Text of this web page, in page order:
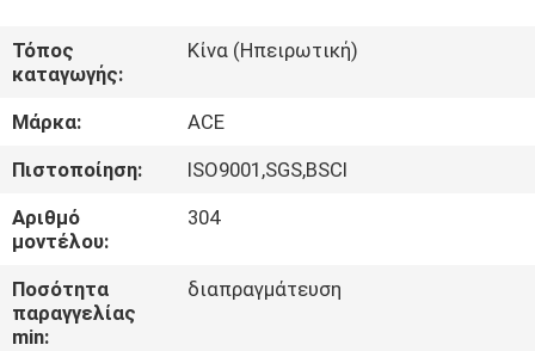
ΓΎΡΟΣ
ΕΡΓΟΣΤΑΣΊΩΝ
ΠΟΙΟΤΙΚΌΣ
ΈΛΕΓΧΟΣ
ΜΑΣ
ΕΛΆΤΕ
Τόπος
καταγωγής:
Κίνα (Ηπειρωτική)
Μάρκα:
ACE
Πιστοποίηση:
ISO9001,SGS,BSCI
Αριθμό
μοντέλου:
304
Ποσότητα
παραγγελίας
min:
διαπραγμάτευση